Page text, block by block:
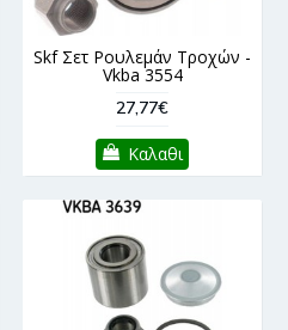
Skf Σετ Ρουλεμάν Τροχών -
Vkba 3554
27,77€
Καλαθι